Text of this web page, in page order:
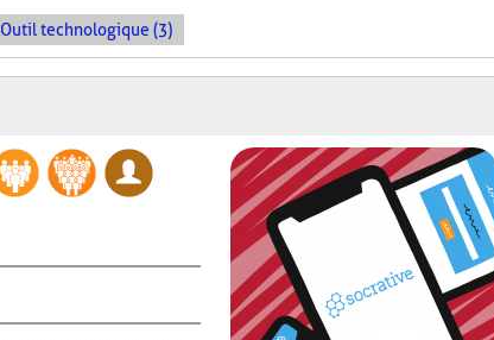
Outil technologique (3)